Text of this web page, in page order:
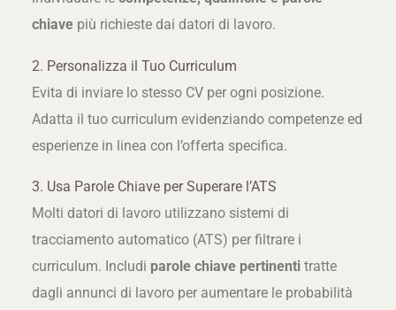
chiavepiù richieste dai datori di lavoro.
2. Personalizza il Tuo Curriculum
Evita di inviare lo stesso CV per ogni posizione.
Adatta il tuo curriculum evidenziando competenze ed
esperienze in linea con l’offerta specifica.
3. Usa Parole Chiave per Superare l’ATS
Molti datori di lavoro utilizzano sistemi di
tracciamento automatico (ATS) per filtrare i
curriculum. Includi parole chiave pertinentitratte
dagli annunci di lavoro per aumentare le probabilità